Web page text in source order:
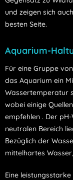
und zeigen sich
besten Seite.
Aquarium-
Für eine Gruppe
das Aquarium ein
Wassertemperatur
wobei einige
empfehlen . Der
neutralen Bereich
Bezüglich der
mittelhartes
Eine